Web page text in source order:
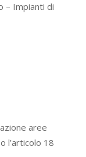
– Impianti di
aree
l’articolo 18